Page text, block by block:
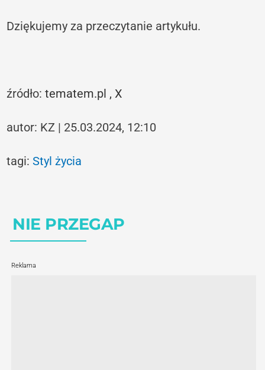
Dziękujemy za przeczytanie artykułu.
źródło:tematem.pl , X
autor: KZ | 25.03.2024, 12:10
tagi:Styl życia
NIE PRZEGAP
Reklama